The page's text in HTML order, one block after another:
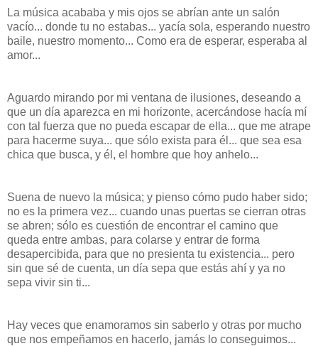
La música acababa y mis ojos se abrían ante un salón
vacío... donde tu no estabas... yacía sola, esperando nuestro
baile, nuestro momento... Como era de esperar, esperaba al
amor...
Aguardo mirando por mi ventana de ilusiones, deseando a
que un día aparezca en mi horizonte, acercándose hacía mí
con tal fuerza que no pueda escapar de ella... que me atrape
para hacerme suya... que sólo exista para él... que sea esa
chica que busca, y él, el hombre que hoy anhelo...
Suena de nuevo la música; y pienso cómo pudo haber sido;
no es la primera vez... cuando unas puertas se cierran otras
se abren; sólo es cuestión de encontrar el camino que
queda entre ambas, para colarse y entrar de forma
desapercibida, para que no presienta tu existencia... pero
sin que sé de cuenta, un día sepa que estás ahí y ya no
sepa vivir sin ti...
Hay veces que enamoramos sin saberlo y otras por mucho
que nos empeñamos en hacerlo, jamás lo conseguimos...